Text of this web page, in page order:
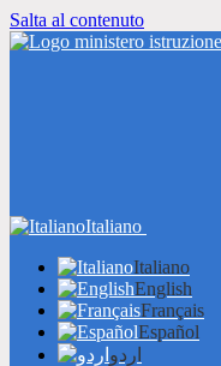
Salta al contenuto
Italiano
Italiano
English
Français
Español
اردو